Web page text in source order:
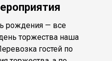
рождения — все
торжества наша
гостей по